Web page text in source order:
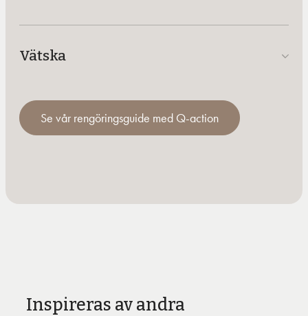
Vätska
Se vår rengöringsguide med Q-action
Inspireras av andra